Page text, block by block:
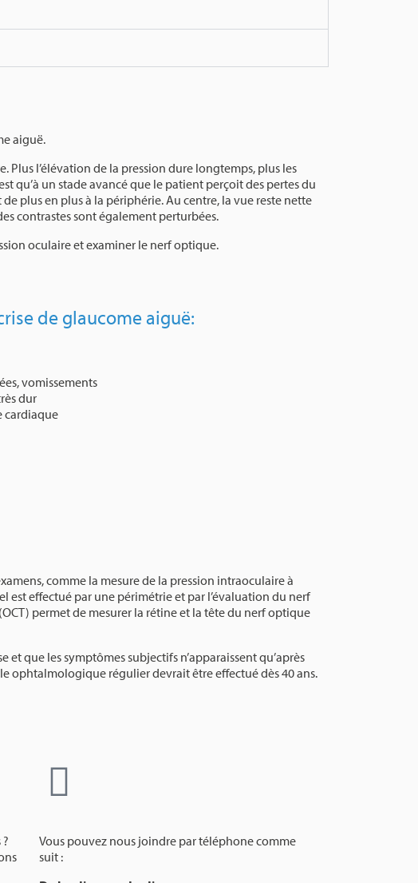
aiguë.
Plus l’élévation de la pression dure longtemps, plus les
qu’à un stade avancé que le patient perçoit des pertes du
plus en plus à la périphérie. Au centre, la vue reste nette
contrastes sont également perturbées.
oculaire et examiner le nerf optique.
de glaucome aiguë:
vomissements
dur
cardiaque
comme la mesure de la pression intraoculaire à
est effectué par une périmétrie et par l’évaluation du nerf
permet de mesurer la rétine et la tête du nerf optique
que les symptômes subjectifs n’apparaissent qu’après
ophtalmologique régulier devrait être effectué dès 40 ans.
Vous pouvez nous joindre par téléphone comme
suit :